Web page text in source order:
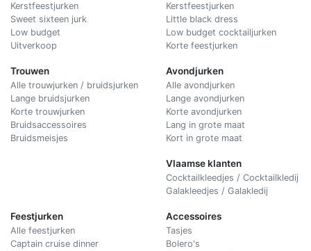
Kerstfeestjurken
Sweet sixteen jurk
Low budget
Uitverkoop
Trouwen
Alle trouwjurken / bruidsjurken
Lange bruidsjurken
Korte trouwjurken
Bruidsaccessoires
Bruidsmeisjes
Kerstfeestjurken
Little black dress
Low budget cocktailjurken
Korte feestjurken
Avondjurken
Alle avondjurken
Lange avondjurken
Korte avondjurken
Lang in grote maat
Kort in grote maat
Vlaamse klanten
Cocktailkleedjes / Cocktailkledij
Galakleedjes / Galakledij
Feestjurken
Alle feestjurken
Captain cruise dinner
Accessoires
Tasjes
Bolero's